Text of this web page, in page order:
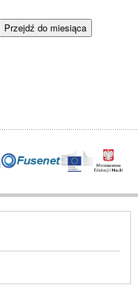
Przejdź do miesiąca